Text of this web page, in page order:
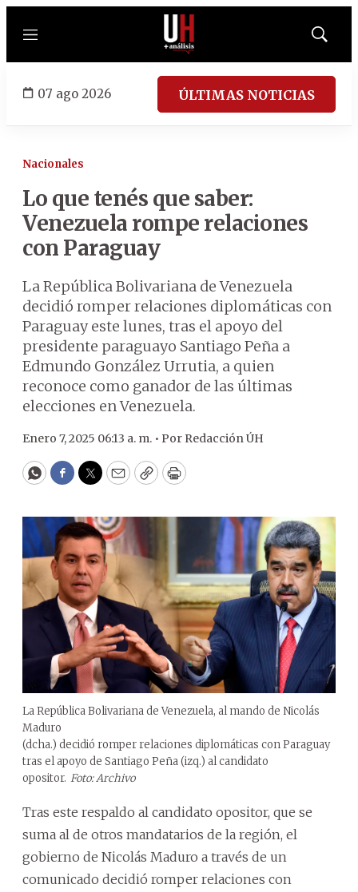
Menú
Mostrar
07 ago 2026 ÚLTIMAS NOTICIAS
Nacionales
Lo que tenés que saber:
Venezuela rompe relaciones
con Paraguay
La República Bolivariana de Venezuela
decidió romper relaciones diplomáticas con
Paraguay este lunes, tras el apoyo del
presidente paraguayo Santiago Peña a
Edmundo González Urrutia, a quien
reconoce como ganador de las últimas
elecciones en Venezuela.
Enero 7, 2025 06:13 a. m. • Por Redacción ÚH
WhatsApp
Facebook
Twitter
EmailCopyPrint
La República Bolivariana de Venezuela, al mando de Nicolás
Maduro
(dcha.) decidió romper relaciones diplomáticas con Paraguay
tras el apoyo de Santiago Peña (izq.) al candidato
opositor. Foto: Archivo
Tras este respaldo al candidato opositor, que se
suma al de otros mandatarios de la región, el
gobierno de Nicolás Maduro a través de un
comunicado decidió romper relaciones con